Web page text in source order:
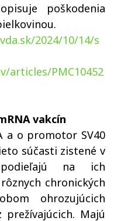
poškodenia
2024/10/14/s
articles/PMC10452
vakcín
a o promotor SV40
súčasti zistené v
na ich
chronických
ohrozujúcich
Majú